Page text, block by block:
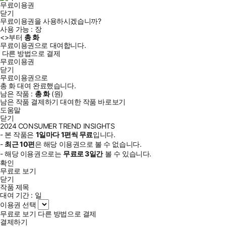
무료이용권
닫기
무료이용권을 사용하시겠습니까?
사용 가능 : 장
<>부터 총화
무료이용권으로 대여합니다.
다른 방법으로 결제
무료이용권
닫기
무료이용권으로
총 화대여 완료했습니다.
남은 작품 : 총화(원)
남은 작품 결제하기 대여한 작품 바로보기
도움말
닫기
2024 CONSUMER TREND INSIGHTS
- 본 작품은 1일마다1편씩 무료입니다.
- 최근10편은 해당 이용권으로 볼 수 없습니다.
- 해당 이용권으로는 무료로3일간볼 수 있습니다.
확인
무료로 보기
닫기
작품 제목
대여 기간 : 일
이용권 선택
무료로 보기 다른 방법으로 결제
결제하기